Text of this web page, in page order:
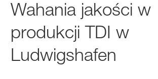
Wahania jakości w
produkcji TDI w
Ludwigshafen